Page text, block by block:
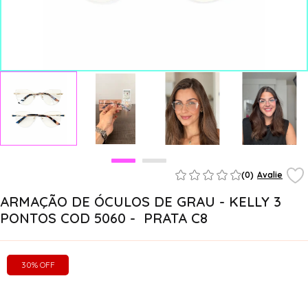
(0) Avalie
ARMAÇÃO DE ÓCULOS DE GRAU - KELLY 3
PONTOS COD 5060 - PRATA C8
30% OFF